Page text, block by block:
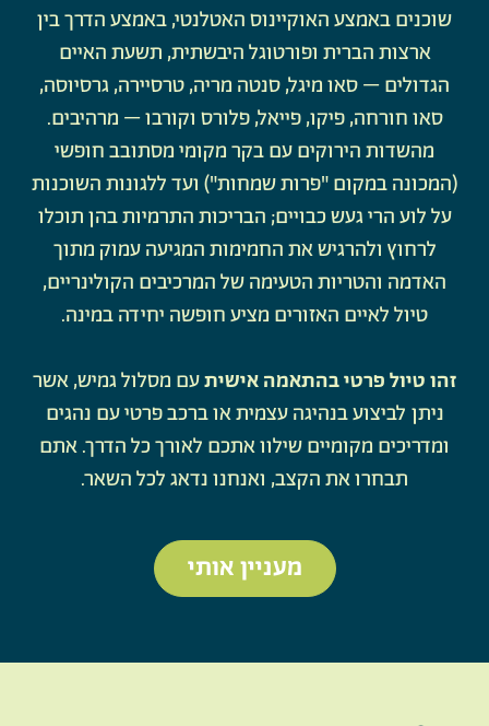
שוכנים באמצע האוקיינוס ​​האטלנטי, באמצע הדרך בין
ארצות הברית ופורטוגל היבשתית, תשעת האיים
הגדולים – סאו מיגל, סנטה מריה, טרסיירה, גרסיוסה,
סאו חורחה, פיקו, פייאל, פלורס וקורבו – מרהיבים.
מהשדות הירוקים עם בקר מקומי מסתובב חופשי
(המכונה במקום "פרות שמחות") ועד ללגונות השוכנות
על לוע הרי געש כבויים; הבריכות התרמיות בהן תוכלו
לרחוץ ולהרגיש את החמימות המגיעה עמוק מתוך
האדמה והטריות הטעימה של המרכיבים הקולינריים,
טיול לאיים האזורים מציע חופשה יחידה במינה.
זהו טיול פרטי בהתאמה אישיתעם מסלול גמיש, אשר
ניתן לביצוע בנהיגה עצמית או ברכב פרטי עם נהגים
ומדריכים מקומיים שילוו אתכם לאורך כל הדרך. אתם
תבחרו את הקצב, ואנחנו נדאג לכל השאר.
מעניין אותי